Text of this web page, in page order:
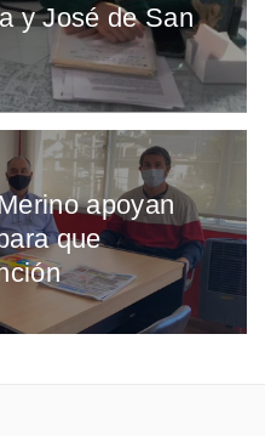
y José de San
apoyan
que